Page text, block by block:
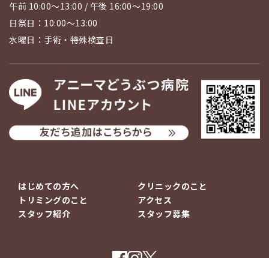
午前 10:00〜13:00 / 午後 16:00〜19:00
日祭日：10:00〜13:00
水曜日：手術・特殊検査日
はじめての方へ
クリニックのこと
トリミングのこと
アクセス
スタッフ紹介
スタッフ募集